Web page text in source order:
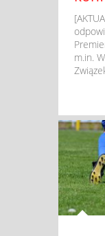
m.in.